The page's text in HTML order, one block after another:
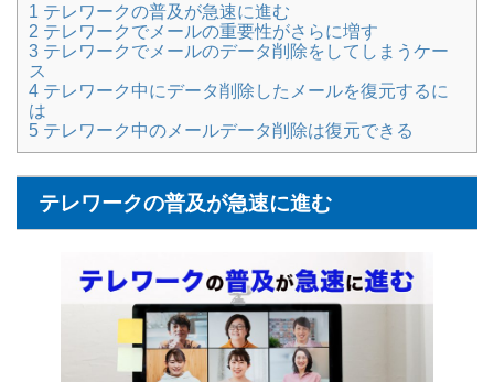
1 テレワークの普及が急速に進む
2 テレワークでメールの重要性がさらに増す
3 テレワークでメールのデータ削除をしてしまうケー
ス
4 テレワーク中にデータ削除したメールを復元するに
は
5 テレワーク中のメールデータ削除は復元できる
テレワークの普及が急速に進む